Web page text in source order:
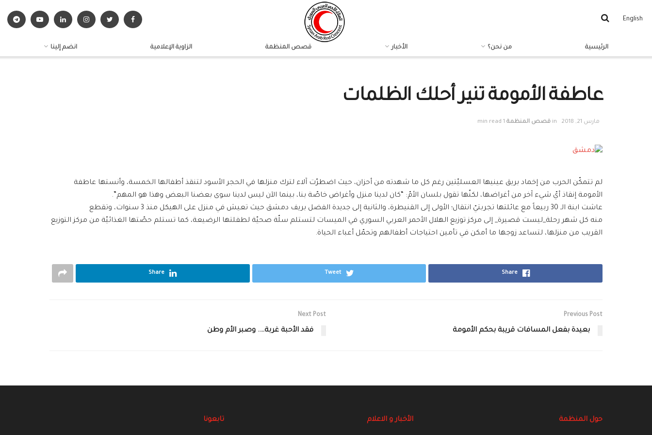
English
الرئيسية من نحن؟ الأخبار قصص المنظمة الزاوية الإعلامية انضم إلينا
عاطفة الأمومة تنير أحلك الظلمات
مارس 21, 2018 in قصص المنظمة 1 min read
لم تتمكّن الحرب من إخماد بريق عينيها العسليّتين رغم كل ما شهدته من أحزان، حيث اضطرّت آلاء لترك منزلها في الحجر الأسود لتنقذ أطفالها الخمسة، وأنستها عاطفة
الأمومة إنقاذ أيّ شيء آخر من أغراضها، لكنّها تقول بلسان الأمّ: “كان لدينا منزل وأغراض خاصّة بنا، بينما الآن ليس لدينا سوى بعضنا البعض وهذا هو المهم”.
عاشت ابنة الـ 30 ربيعاً مع عائلتها تجربتيّ انتقال؛ الأولى إلى القنيطرة، والثانية إلى جديدة الفضل بريف دمشق حيث تعيش في منزل على الهيكل منذ 3 سنوات، وتقطع
منه كل شهر رحلة_ليست قصيرة_ إلى مركز توزيع الهلال الأحمر العربي السوري في الميسات لتستلم سلّة صحيّة لطفلتها الرضيعة، كما تستلم حصّتها الغذائيّة من مركز التوزيع
القريب من منزلها، لتساعد زوجها ما أمكن في تأمين احتياجات أطفالهم وتحمّل أعباء الحياة.
Share
Tweet
Share
Previous Post
بعيدة بفعل المسافات قريبة بحكم الأمومة
Next Post
فقد الأحبة غربة…. وصبر الأم وطن
حول المنظمة الأخبار و الاعلام تابعونا